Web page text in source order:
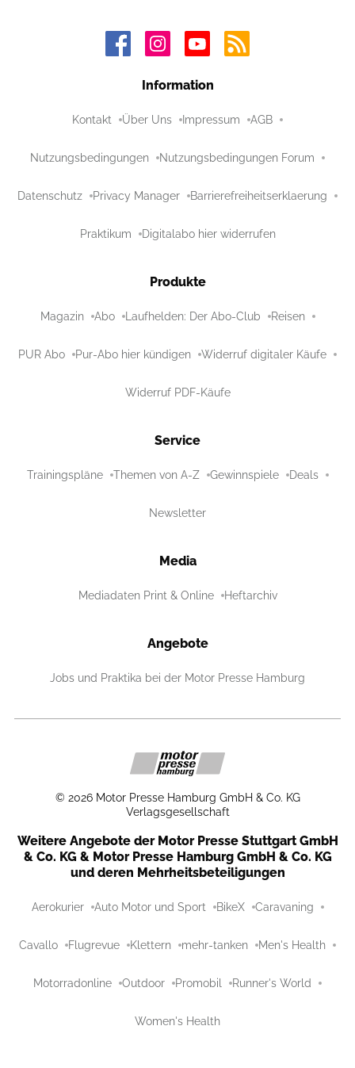
Information
Kontakt Über Uns Impressum AGB
Nutzungsbedingungen Nutzungsbedingungen Forum
Datenschutz Privacy Manager Barrierefreiheitserklaerung
Praktikum Digitalabo hier widerrufen
Produkte
Magazin Abo Laufhelden: Der Abo-Club Reisen
PUR Abo Pur-Abo hier kündigen Widerruf digitaler Käufe
Widerruf PDF-Käufe
Service
Trainingspläne Themen von A-Z Gewinnspiele Deals
Newsletter
Media
Mediadaten Print & Online Heftarchiv
Angebote
Jobs und Praktika bei der Motor Presse Hamburg
© 2026 Motor Presse Hamburg GmbH & Co. KG
Verlagsgesellschaft
Weitere Angebote der Motor Presse Stuttgart GmbH
& Co. KG & Motor Presse Hamburg GmbH & Co. KG
und deren Mehrheitsbeteiligungen
Aerokurier Auto Motor und Sport BikeX Caravaning
Cavallo Flugrevue Klettern mehr-tanken Men's Health
Motorradonline Outdoor Promobil Runner's World
Women's Health